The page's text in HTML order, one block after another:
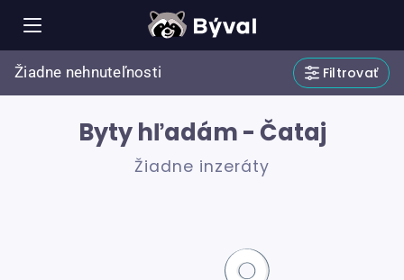
Žiadne nehnuteľnosti Filtrovať
Byty hľadám - Čataj
Žiadne inzeráty